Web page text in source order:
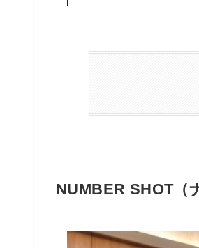
NUMBER SHOT（